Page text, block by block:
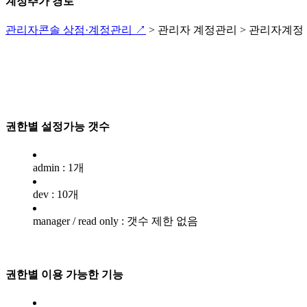
관리자콘솔 상점·계정관리 ↗ > 관리자 계정관리 > 관리자계정
권한별 설정가능 갯수
admin : 1개
dev : 10개
manager / read only : 갯수 제한 없음
권한별 이용 가능한 기능